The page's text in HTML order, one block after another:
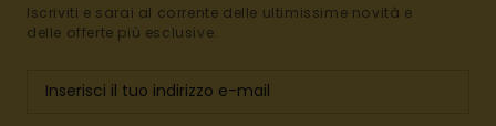
Iscriviti e sarai al corrente delle ultimissime novità e
delle offerte più esclusive.